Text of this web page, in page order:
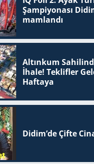
Şam­pi­yo­na­sı
mam­lan­dı
Altınkum
İhale! Teklifler
Haftaya
Didim’de Çifte